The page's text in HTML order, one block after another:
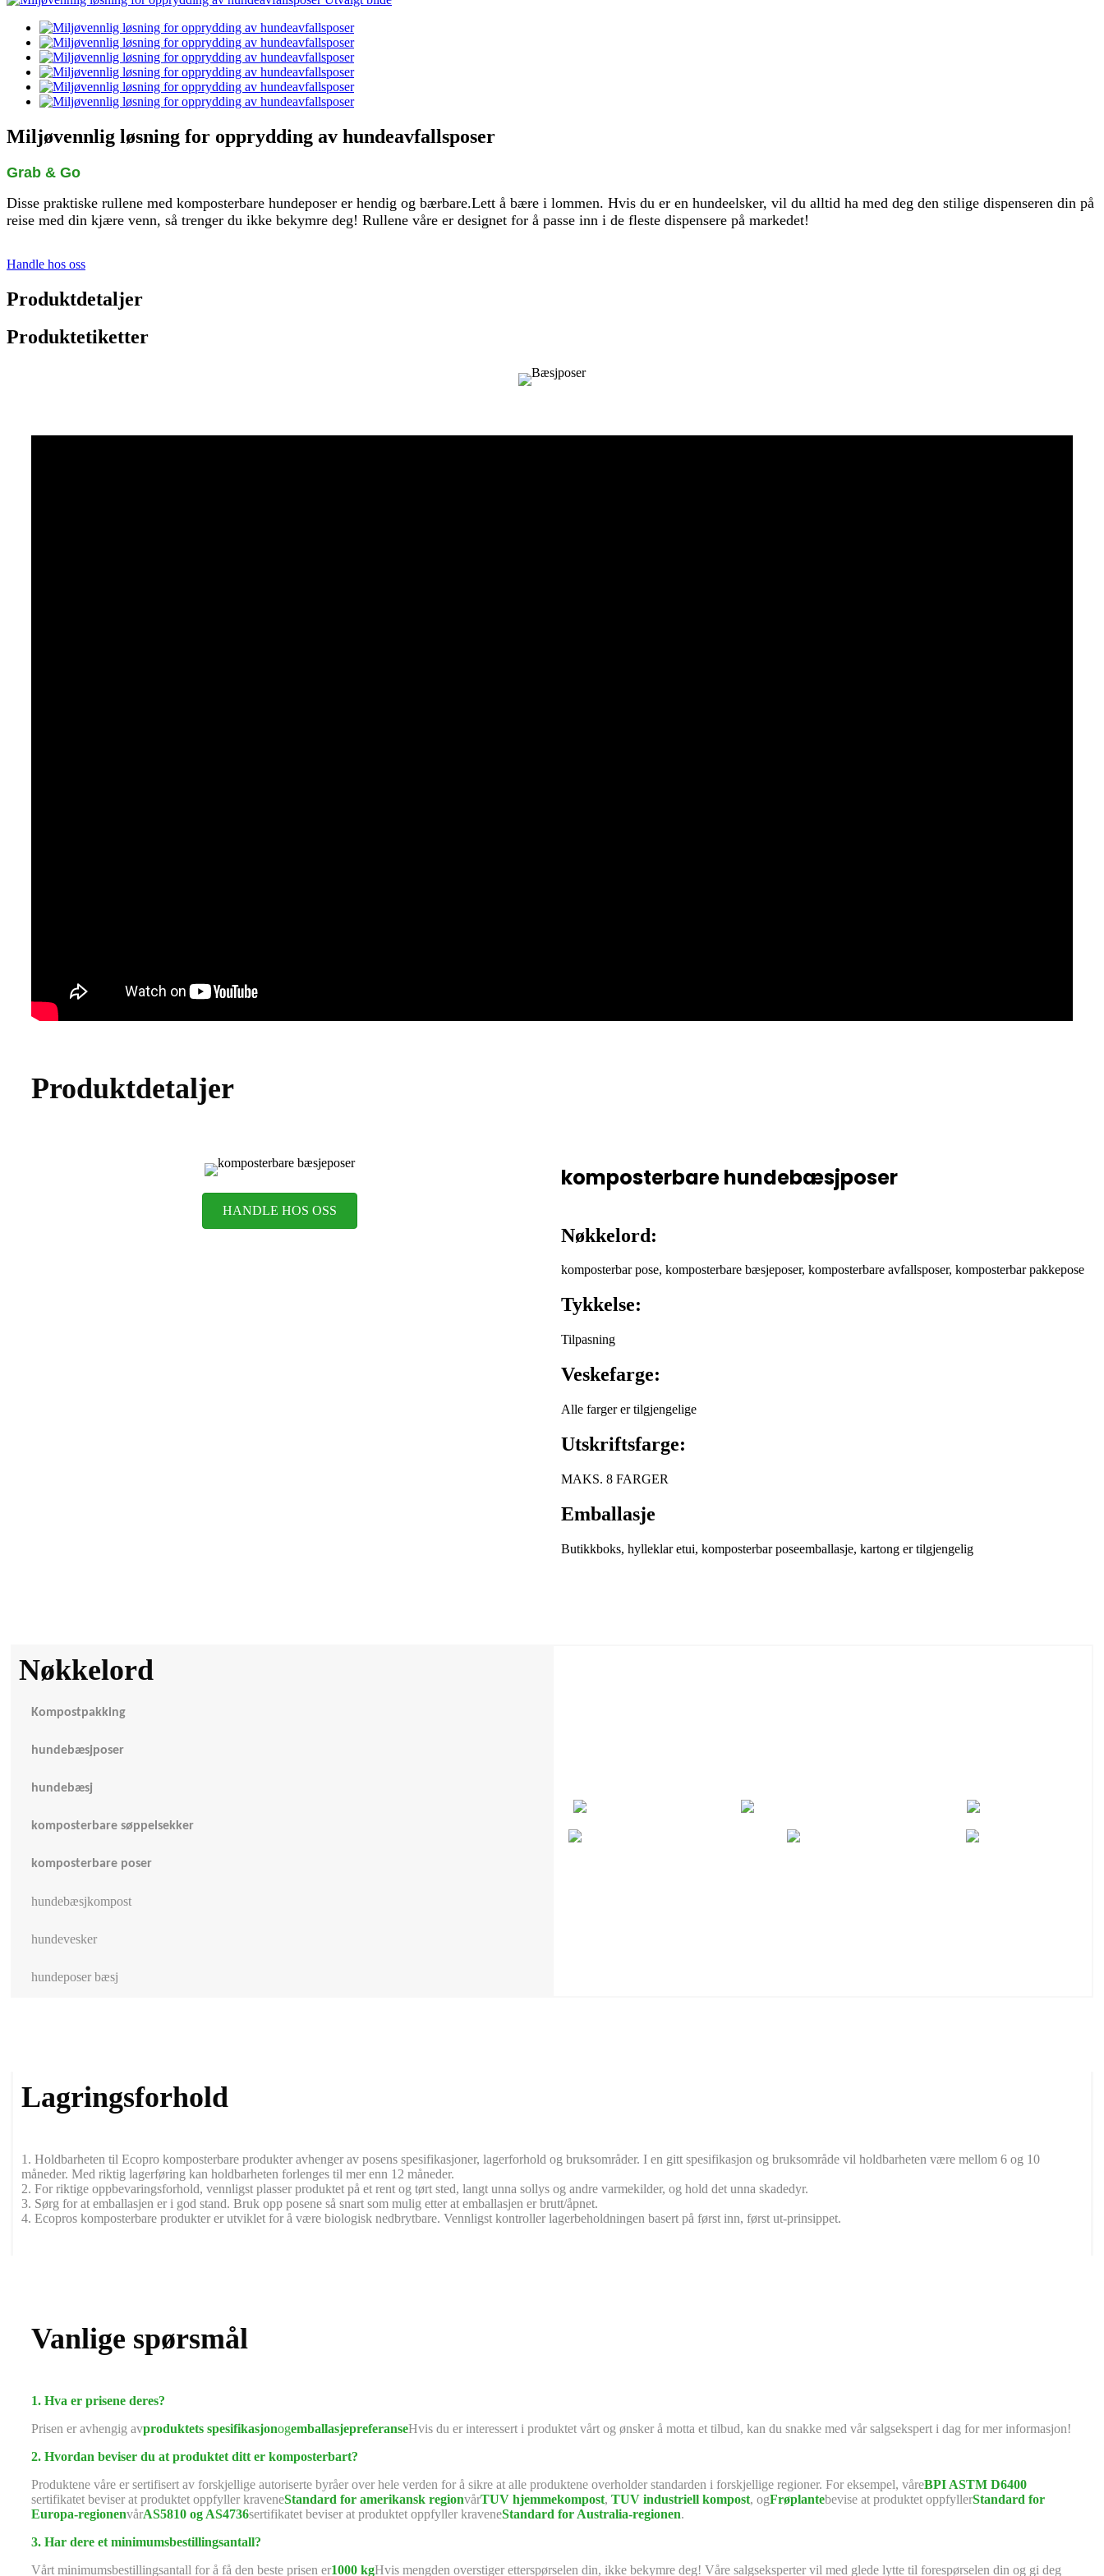
Miljøvennlig løsning for opprydding av hundeavfallsposer
Grab & Go
Disse praktiske rullene med komposterbare hundeposer er hendig og bærbare.Lett å bære i lommen. Hvis du er en hundeelsker, vil du alltid ha med deg den stilige dispenseren din på
reise med din kjære venn, så trenger du ikke bekymre deg! Rullene våre er designet for å passe inn i de fleste dispensere på markedet!
Handle hos oss
Produktdetaljer
Produktetiketter
Produktdetaljer
HANDLE HOS OSS
komposterbare hundebæsjposer
Nøkkelord:
komposterbar pose, komposterbare bæsjeposer, komposterbare avfallsposer, komposterbar pakkepose
Tykkelse:
Tilpasning
Veskefarge:
Alle farger er tilgjengelige
Utskriftsfarge:
MAKS. 8 FARGER
Emballasje
Butikkboks, hylleklar etui, komposterbar poseemballasje, kartong er tilgjengelig
Nøkkelord
Kompostpakking
hundebæsjposer
hundebæsj
komposterbare søppelsekker
komposterbare poser
hundebæsjkompost
hundevesker
hundeposer bæsj
Lagringsforhold
1. Holdbarheten til Ecopro komposterbare produkter avhenger av posens spesifikasjoner, lagerforhold og bruksområder. I en gitt spesifikasjon og bruksområde vil holdbarheten være mellom 6 og 10
måneder. Med riktig lagerføring kan holdbarheten forlenges til mer enn 12 måneder.
2. For riktige oppbevaringsforhold, vennligst plasser produktet på et rent og tørt sted, langt unna sollys og andre varmekilder, og hold det unna skadedyr.
3. Sørg for at emballasjen er i god stand. Bruk opp posene så snart som mulig etter at emballasjen er brutt/åpnet.
4. Ecopros komposterbare produkter er utviklet for å være biologisk nedbrytbare. Vennligst kontroller lagerbeholdningen basert på først inn, først ut-prinsippet.
Vanlige spørsmål
1. Hva er prisene deres?
Prisen er avhengig avproduktets spesifikasjonogemballasjepreferanseHvis du er interessert i produktet vårt og ønsker å motta et tilbud, kan du snakke med vår salgsekspert i dag for mer informasjon!
2. Hvordan beviser du at produktet ditt er komposterbart?
Produktene våre er sertifisert av forskjellige autoriserte byråer over hele verden for å sikre at alle produktene overholder standarden i forskjellige regioner. For eksempel, våreBPI ASTM D6400
sertifikatet beviser at produktet oppfyller kraveneStandard for amerikansk regionvårTUV hjemmekompost, TUV industriell kompost, ogFrøplantebevise at produktet oppfyllerStandard for
Europa-regionenvårAS5810 og AS4736sertifikatet beviser at produktet oppfyller kraveneStandard for Australia-regionen.
3. Har dere et minimumsbestillingsantall?
Vårt minimumsbestillingsantall for å få den beste prisen er1000 kgHvis mengden overstiger etterspørselen din, ikke bekymre deg! Våre salgseksperter vil med glede lytte til forespørselen din og gi deg